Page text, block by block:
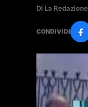
Di La Redazione
CONDIVIDI